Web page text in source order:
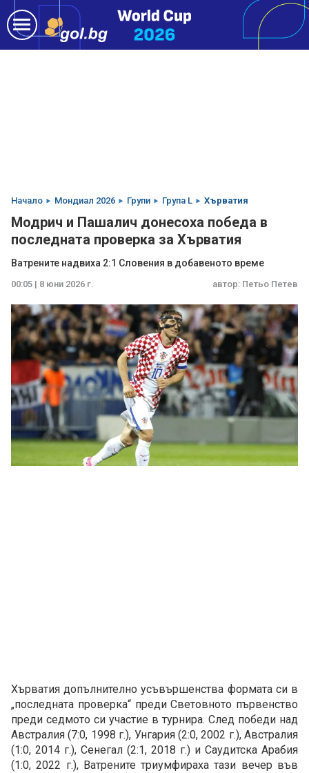
Начало Мондиал 2026 Групи Група L Хърватия
Модрич и Пашалич донесоха победа в
последната проверка за Хърватия
Ватрените надвиха 2:1 Словения в добавеното време
00:05 | 8 юни 2026 г. автор: Петьо Петев
Хърватия допълнително усъвършенства формата си в
„последната проверка“ преди Световното първенство
преди седмото си участие в турнира. След победи над
Австралия (7:0, 1998 г.), Унгария (2:0, 2002 г.), Австралия
(1:0, 2014 г.), Сенегал (2:1, 2018 г.) и Саудитска Арабия
(1:0, 2022 г.), Ватрените триумфираха тази вечер във